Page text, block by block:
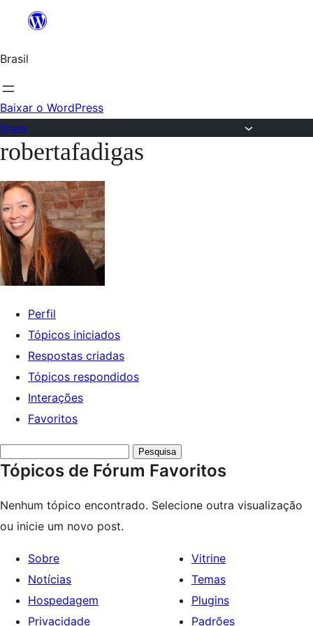
o
conteúdo
Brasil
Baixar o WordPress
Pular
o
conteúdo
robertafadigas
Perfil
Tópicos iniciados
Respostas criadas
Tópicos respondidos
Interações
Favoritos
tópicos:
Tópicos de Fórum Favoritos
Nenhum tópico encontrado. Selecione outra visualização
ou inicie um novo post.
Sobre
Notícias
Hospedagem
Privacidade
Vitrine
Temas
Plugins
Padrões